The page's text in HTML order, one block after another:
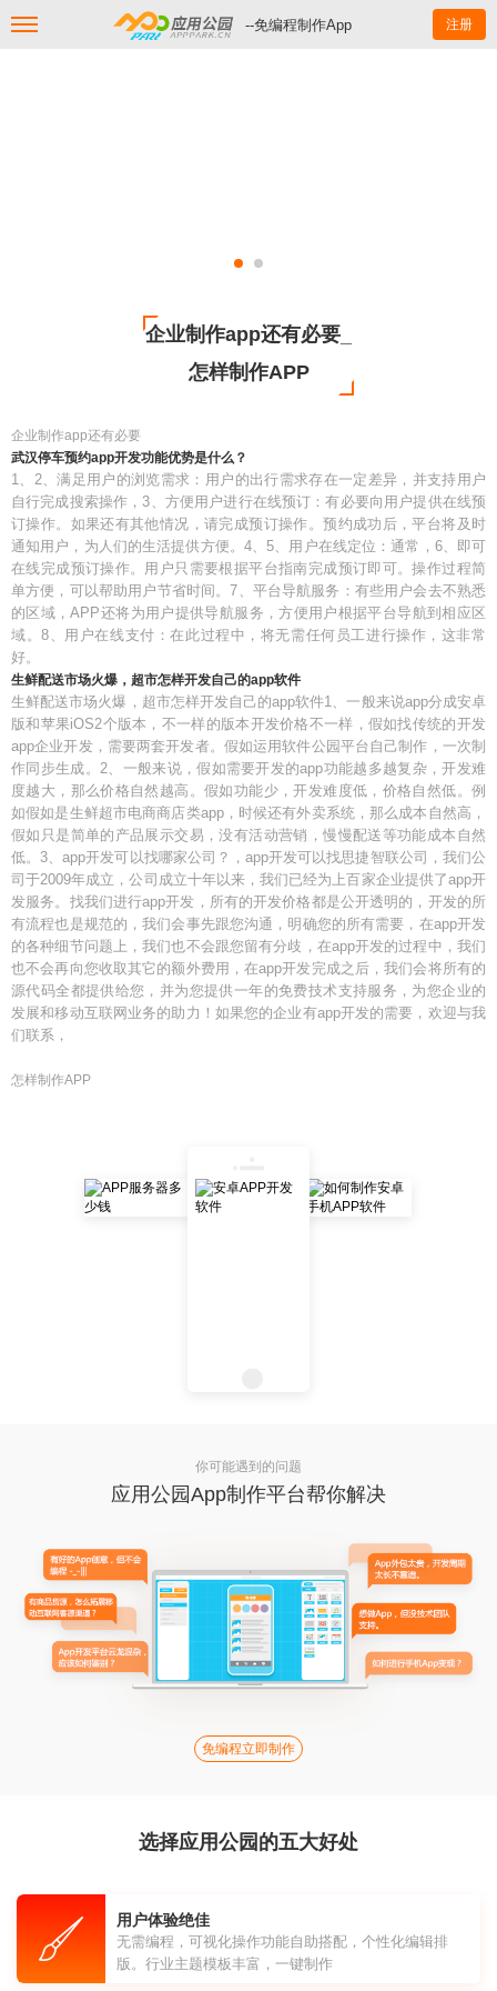
--免编程制作App 注册
企业制作app还有必要_
怎样制作APP
企业制作app还有必要
武汉停车预约app开发功能优势是什么？
1、2、满足用户的浏览需求：用户的出行需求存在一定差异，并支持用户
自行完成搜索操作，3、方便用户进行在线预订：有必要向用户提供在线预
订操作。如果还有其他情况，请完成预订操作。预约成功后，平台将及时
通知用户，为人们的生活提供方便。4、5、用户在线定位：通常，6、即可
在线完成预订操作。用户只需要根据平台指南完成预订即可。操作过程简
单方便，可以帮助用户节省时间。7、平台导航服务：有些用户会去不熟悉
的区域，APP还将为用户提供导航服务，方便用户根据平台导航到相应区
域。8、用户在线支付：在此过程中，将无需任何员工进行操作，这非常
好。
生鲜配送市场火爆，超市怎样开发自己的app软件
生鲜配送市场火爆，超市怎样开发自己的app软件1、一般来说app分成安卓
版和苹果iOS2个版本，不一样的版本开发价格不一样，假如找传统的开发
app企业开发，需要两套开发者。假如运用软件公园平台自己制作，一次制
作同步生成。2、一般来说，假如需要开发的app功能越多越复杂，开发难
度越大，那么价格自然越高。假如功能少，开发难度低，价格自然低。例
如假如是生鲜超市电商商店类app，时候还有外卖系统，那么成本自然高，
假如只是简单的产品展示交易，没有活动营销，慢慢配送等功能成本自然
低。3、app开发可以找哪家公司？，app开发可以找思捷智联公司，我们公
司于2009年成立，公司成立十年以来，我们已经为上百家企业提供了app开
发服务。找我们进行app开发，所有的开发价格都是公开透明的，开发的所
有流程也是规范的，我们会事先跟您沟通，明确您的所有需要，在app开发
的各种细节问题上，我们也不会跟您留有分歧，在app开发的过程中，我们
也不会再向您收取其它的额外费用，在app开发完成之后，我们会将所有的
源代码全都提供给您，并为您提供一年的免费技术支持服务，为您企业的
发展和移动互联网业务的助力！如果您的企业有app开发的需要，欢迎与我
们联系，
怎样制作APP
你可能遇到的问题
应用公园App制作平台帮你解决
免编程立即制作
选择应用公园的五大好处
用户体验绝佳
无需编程，可视化操作功能自助搭配，个性化编辑排
版。行业主题模板丰富，一键制作